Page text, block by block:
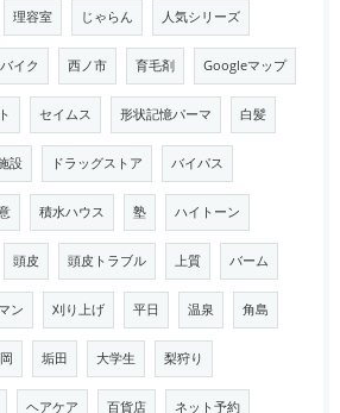
理容室 じゃらん 人気シリーズ
バイク 西ノ市 育毛剤 Googleマップ
セイムス 形状記憶パーマ 白髪
設 ドラッグストア バイパス
積水ハウス 塾 ハイトーン
頭皮 頭皮トラブル 上質 バーム
ン 刈り上げ 平日 温泉 角島
垢田 大学生 梨狩り
ヘアケア 百貨店 ネット予約